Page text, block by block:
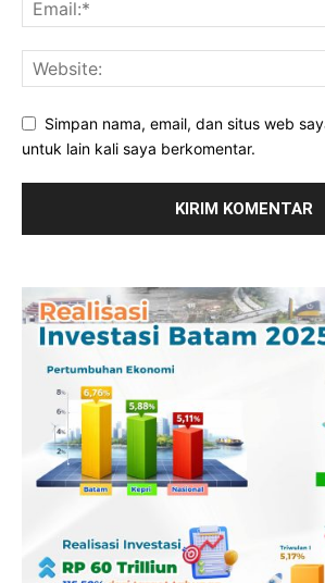
Simpan nama, email, dan situs web
untuk lain kali saya berkomentar.